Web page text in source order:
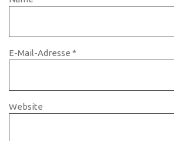
E-Mail-Adresse *
Website